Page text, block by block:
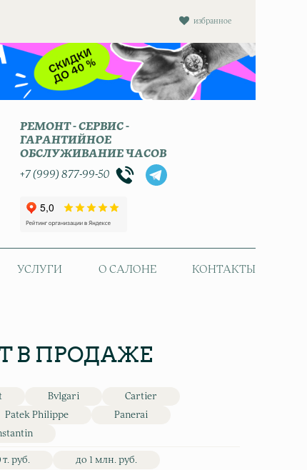
избранное
РЕМОНТ - СЕРВИС -
ГАРАНТИЙНОЕ
ОБСЛУЖИВАНИЕ ЧАСОВ
+7 (999) 877-99-50
УСЛУГИ О САЛОНЕ КОНТАКТЫ
В ПРОДАЖЕ
Bvlgari
Cartier
Patek Philippe
Panerai
т. руб. до 1 млн. руб.